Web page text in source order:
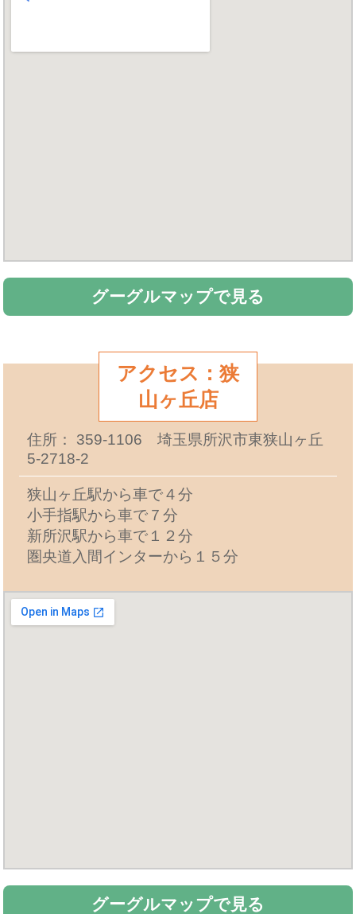
グーグルマップで見る
アクセス：狭
山ヶ丘店
住所： 359-1106 埼玉県所沢市東狭山ヶ丘
5-2718-2
狭山ヶ丘駅から車で４分
小手指駅から車で７分
新所沢駅から車で１２分
圏央道入間インターから１５分
グーグルマップで見る